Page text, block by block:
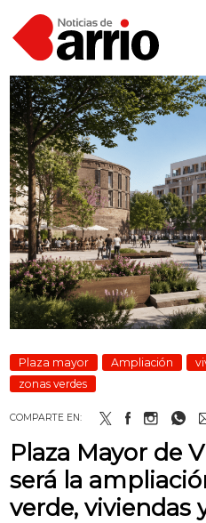
Plaza mayor Ampliación
zonas verdes
COMPARTE EN:
Plaza Mayor de
será la
verde, viviendas